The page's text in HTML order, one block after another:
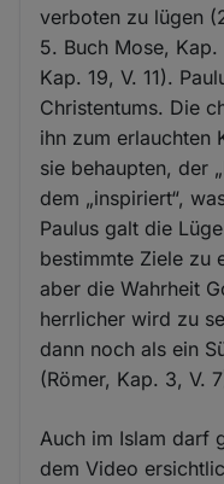
verboten zu lügen
5. Buch Mose,
Kap. 19, V. 11).
Christentums. Die
ihn zum erlauchten
sie behaupten, der
dem „inspiriert“,
Paulus galt die
bestimmte Ziele zu
aber die Wahrheit
herrlicher wird zu
dann noch als ein
(Römer, Kap. 3, V.
Auch im Islam darf
dem Video